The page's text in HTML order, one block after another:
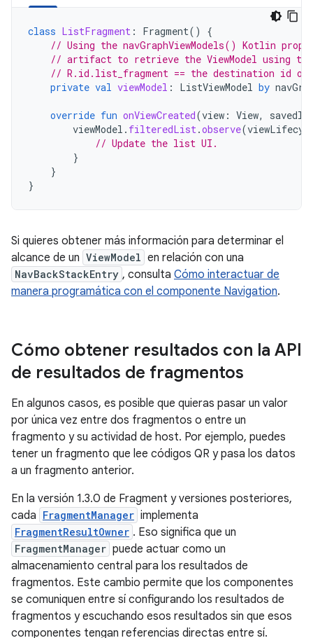
class ListFragment : Fragment()
{
// Using the navGraphViewModels() Kotlin
// artifact to retrieve the ViewModel using the
// R.id.list_fragment == the destination id of
private val viewModel : ListViewModel by
override fun onViewCreated(view : View,
viewModel . filteredList.observe(
// Update the list UI.
}
}
}
Si quieres obtener más información para determinar el
alcance de un ViewModel en relación con una
NavBackStackEntry , consulta Cómo interactuar de
manera programática con el componente Navigation.
Cómo obtener resultados con la API
de resultados de fragmentos
En algunos casos, es posible que quieras pasar un valor
por única vez entre dos fragmentos o entre un
fragmento y su actividad de host. Por ejemplo, puedes
tener un fragmento que lee códigos QR y pasa los datos
a un fragmento anterior.
En la versión 1.3.0 de Fragment y versiones posteriores,
cada FragmentManager implementa
FragmentResultOwner . Eso significa que un
FragmentManager puede actuar como un
almacenamiento central para los resultados de
fragmentos. Este cambio permite que los componentes
se comuniquen entre sí configurando los resultados de
fragmentos y escuchando esos resultados sin que esos
componentes tengan referencias directas entre sí.